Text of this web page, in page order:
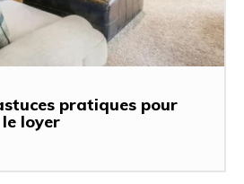
pratiques pour
loyer